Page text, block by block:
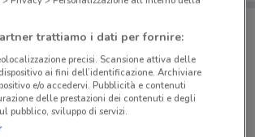
a Romatrattiamo i dati per fornire:
precisi. Scansione attiva delle
ai fini dell’identificazione. Archiviare
e/o accedervi. Pubblicità e contenuti
delle prestazioni dei contenuti e degli
pubblico, sviluppo di servizi.